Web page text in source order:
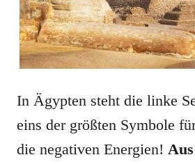
In Ägypten steht die linke
eins der größten Symbole
die negativen Energien!